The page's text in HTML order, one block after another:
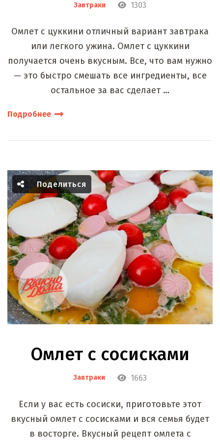
Завтраки 1303
Омлет с цуккини отличный вариант завтрака
или легкого ужина. Омлет с цуккини
получается очень вкусным. Все, что вам нужно
— это быстро смешать все ингредиенты, все
остальное за вас сделает …
Подробнее
Поделиться
Омлет с сосисками
Завтраки 1663
Если у вас есть сосиски, приготовьте этот
вкусный омлет с сосисками и вся семья будет
в восторге. Вкусный рецепт омлета с